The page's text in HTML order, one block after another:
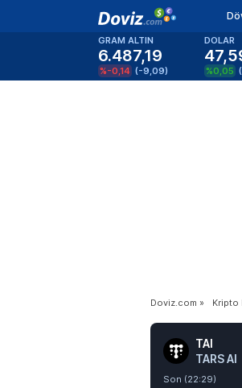
GRAM ALTIN
6.487,19
%-0,14 (-9,09)
DOLAR
%0,05 (
Doviz.com » Kripto
TAI
TARS AI
Son (22:29)